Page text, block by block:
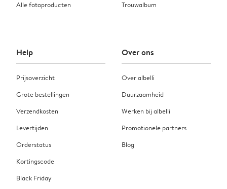
Alle fotoproducten
Trouwalbum
Help
Prijsoverzicht
Grote bestellingen
Verzendkosten
Levertijden
Orderstatus
Kortingscode
Black Friday
Over ons
Over albelli
Duurzaamheid
Werken bij albelli
Promotionele partners
Blog